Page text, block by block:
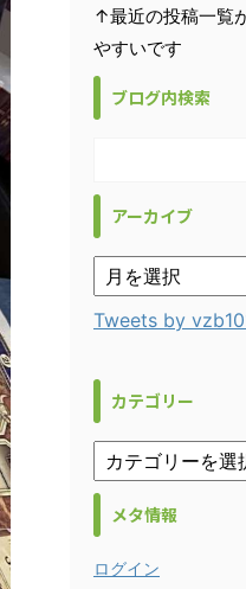
↑最近の投稿一覧
やすいです
ブログ内検索
アーカイブ
Tweets by
カテゴリー
メタ情報
ログイン